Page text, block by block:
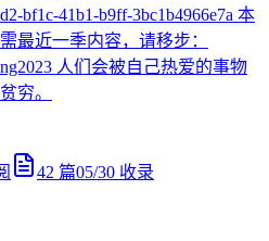
bf1c-41b1-b9ff-3bc1b4966e7a 本
最近一季内容，请移步：
人们会被自己热爱的事物
穷。
42 篇05/30 收录